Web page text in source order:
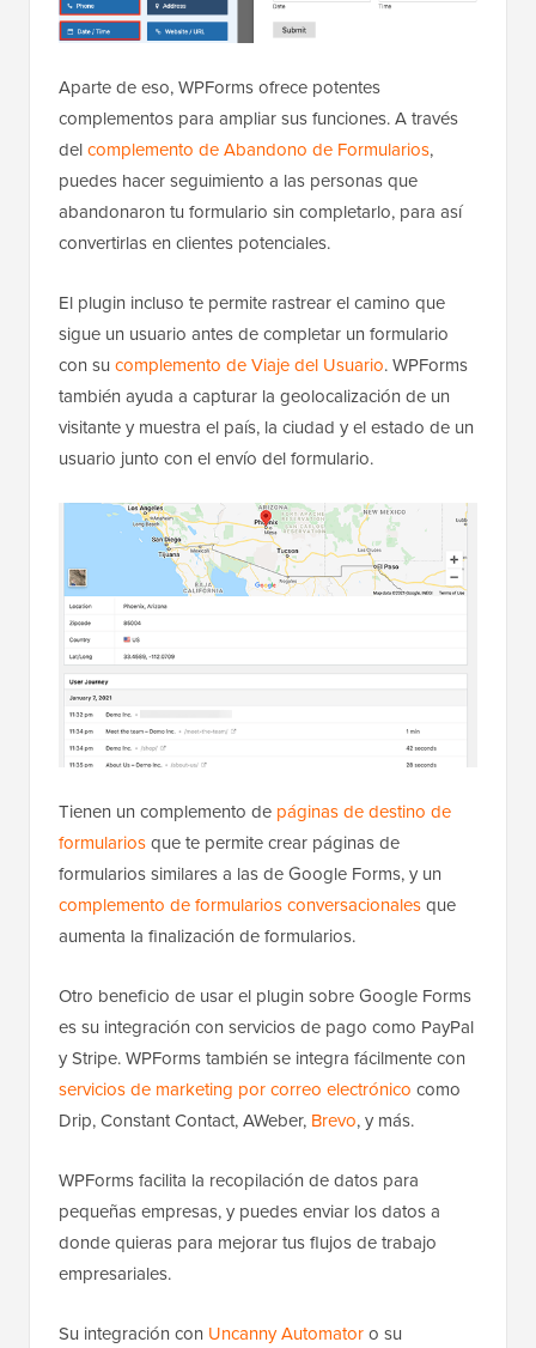
Aparte de eso, WPForms ofrece potentes
complementos para ampliar sus funciones. A través
delcomplemento de Abandono de Formularios,
puedes hacer seguimiento a las personas que
abandonaron tu formulario sin completarlo, para así
convertirlas en clientes potenciales.
El plugin incluso te permite rastrear el camino que
sigue un usuario antes de completar un formulario
con su complemento de Viaje del Usuario. WPForms
también ayuda a capturar la geolocalización de un
visitante y muestra el país, la ciudad y el estado de un
usuario junto con el envío del formulario.
Tienen un complemento de páginas de destino de
formulariosque te permite crear páginas de
formularios similares a las de Google Forms, y un
complemento de formularios conversacionalesque
aumenta la finalización de formularios.
Otro beneficio de usar el plugin sobre Google Forms
es su integración con servicios de pago como PayPal
y Stripe. WPForms también se integra fácilmente con
servicios de marketing por correo electrónico como
Drip, Constant Contact, AWeber, Brevo, y más.
WPForms facilita la recopilación de datos para
pequeñas empresas, y puedes enviar los datos a
donde quieras para mejorar tus flujos de trabajo
empresariales.
Su integración con Uncanny Automatoro su